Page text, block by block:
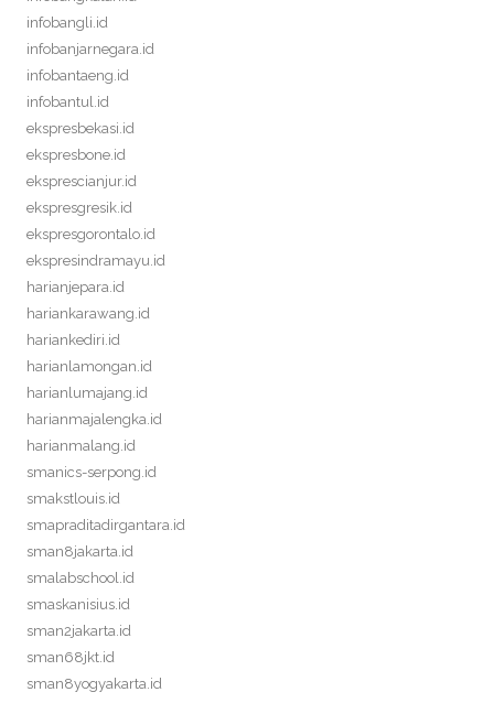
infobangli.id
infobanjarnegara.id
infobantaeng.id
infobantul.id
ekspresbekasi.id
ekspresbone.id
eksprescianjur.id
ekspresgresik.id
ekspresgorontalo.id
ekspresindramayu.id
harianjepara.id
hariankarawang.id
hariankediri.id
harianlamongan.id
harianlumajang.id
harianmajalengka.id
harianmalang.id
smanics-serpong.id
smakstlouis.id
smapraditadirgantara.id
sman8jakarta.id
smalabschool.id
smaskanisius.id
sman2jakarta.id
sman68jkt.id
sman8yogyakarta.id